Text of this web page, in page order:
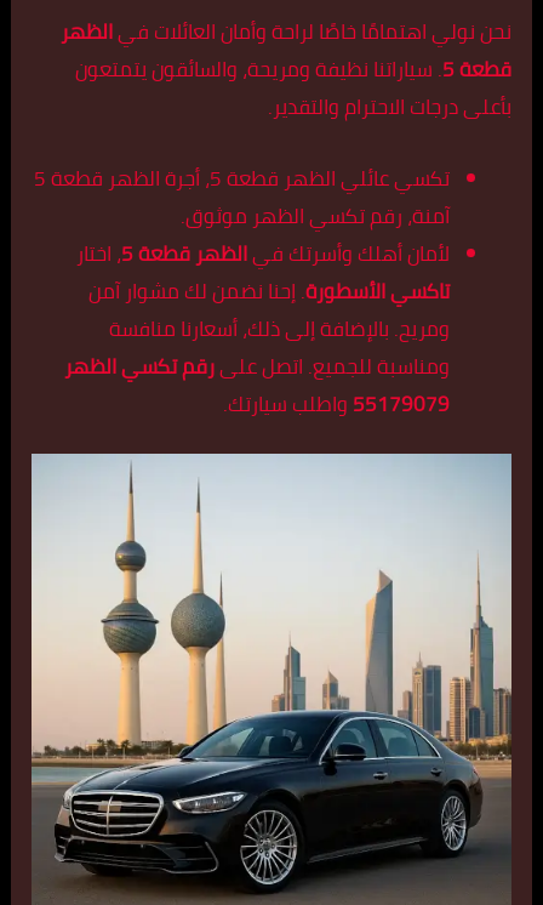
نحن نولي اهتمامًا خاصًا لراحة وأمان العائلات فيالظهر
قطعة 5 . سياراتنا نظيفة ومريحة، والسائقون يتمتعون
بأعلى درجات الاحترام والتقدير.
تكسي عائلي الظهر قطعة 5، أجرة الظهر قطعة 5
آمنة، رقم تكسي الظهر موثوق.
لأمان أهلك وأسرتك فيالظهر قطعة 5 ، اختار
تاكسي الأسطورة. إحنا نضمن لك مشوار آمن
ومريح. بالإضافة إلى ذلك، أسعارنا منافسة
ومناسبة للجميع. اتصل علىرقم تكسي الظهر
55179079واطلب سيارتك.